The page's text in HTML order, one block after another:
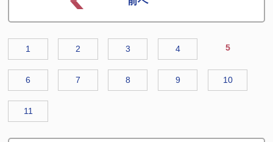
1 2 3 4 5
6 7 8 9 10
11